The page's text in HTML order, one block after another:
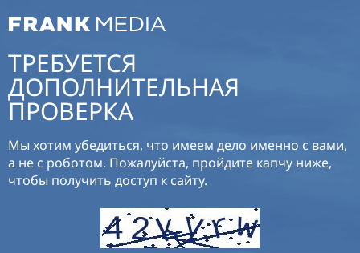
ТРЕБУЕТСЯ
ДОПОЛНИТЕЛЬНАЯ
ПРОВЕРКА
Мы хотим убедиться, что имеем дело именно с вами,
а не с роботом. Пожалуйста, пройдите капчу ниже,
чтобы получить доступ к сайту.